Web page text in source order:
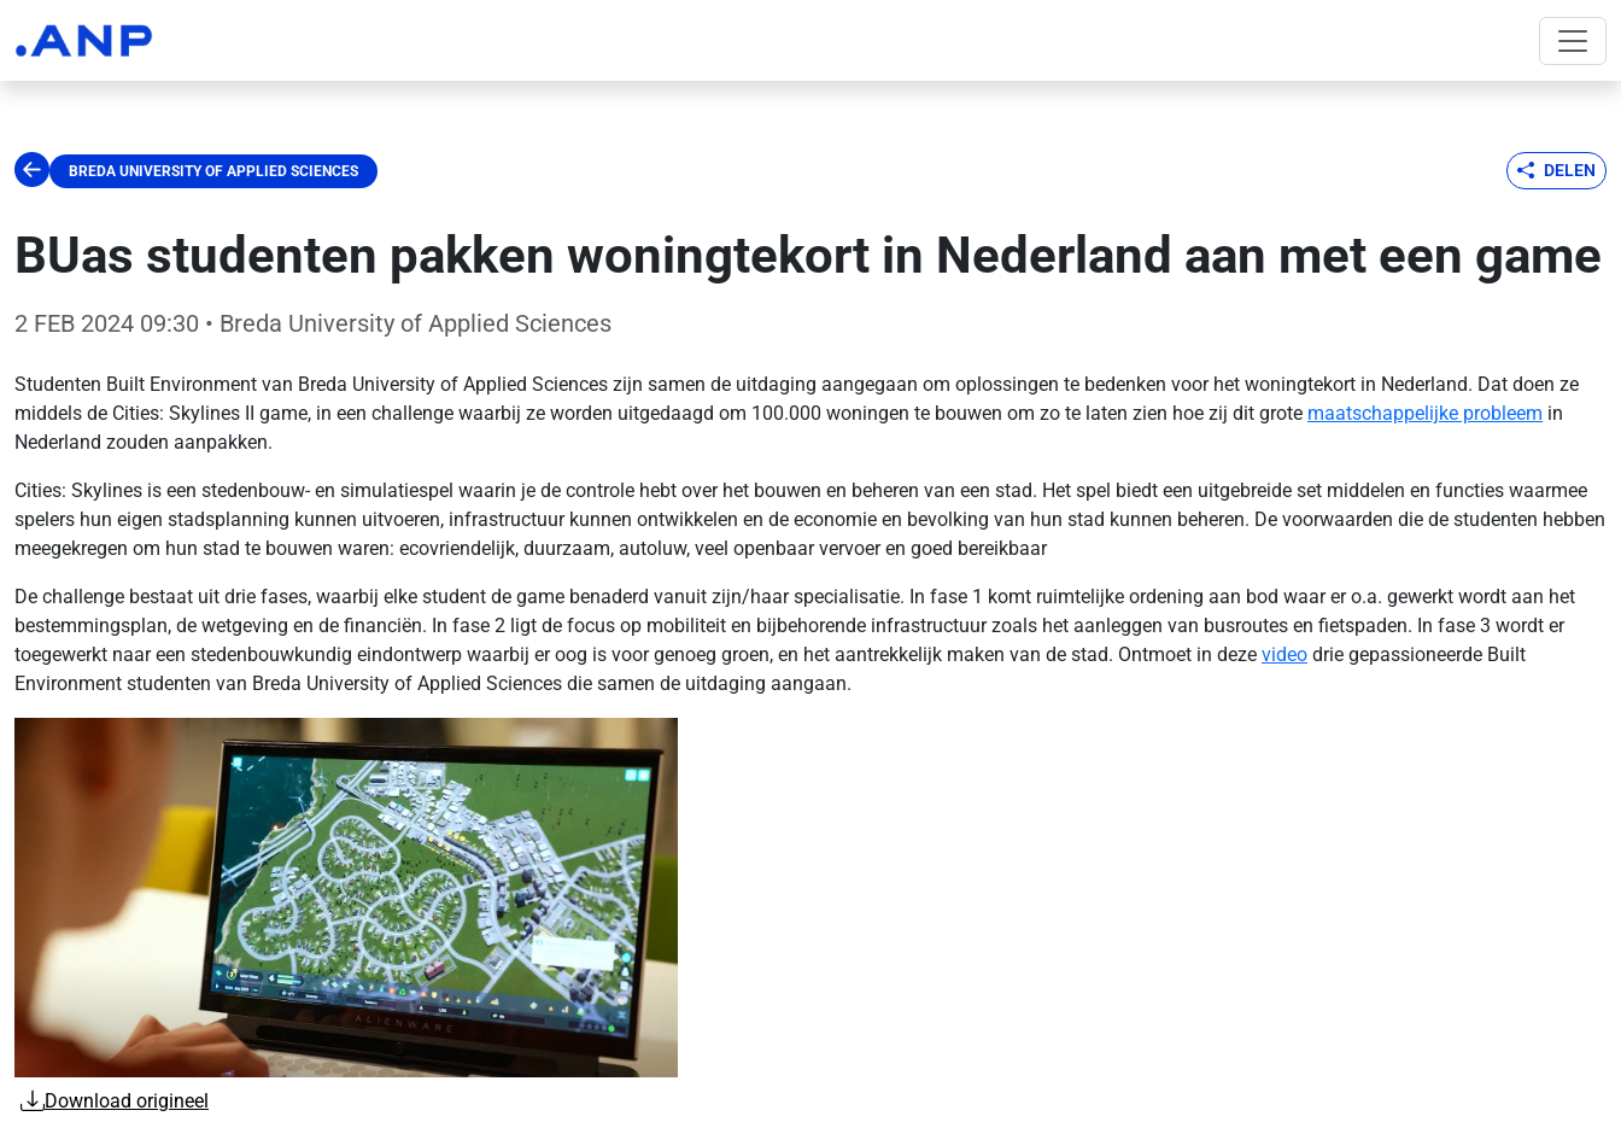
BREDA UNIVERSITY OF APPLIED SCIENCES DELEN
BUas studenten pakken woningtekort in Nederland aan met een game
2 FEB 2024 09:30 • Breda University of Applied Sciences
Studenten Built Environment van Breda University of Applied Sciences zijn samen de uitdaging aangegaan om oplossingen te bedenken voor het woningtekort in Nederland. Dat doen ze
middels de Cities: Skylines II game, in een challenge waarbij ze worden uitgedaagd om 100.000 woningen te bouwen om zo te laten zien hoe zij dit grote maatschappelijke probleem in
Nederland zouden aanpakken.
Cities: Skylines is een stedenbouw- en simulatiespel waarin je de controle hebt over het bouwen en beheren van een stad. Het spel biedt een uitgebreide set middelen en functies waarmee
spelers hun eigen stadsplanning kunnen uitvoeren, infrastructuur kunnen ontwikkelen en de economie en bevolking van hun stad kunnen beheren. De voorwaarden die de studenten hebben
meegekregen om hun stad te bouwen waren: ecovriendelijk, duurzaam, autoluw, veel openbaar vervoer en goed bereikbaar
De challenge bestaat uit drie fases, waarbij elke student de game benaderd vanuit zijn/haar specialisatie. In fase 1 komt ruimtelijke ordening aan bod waar er o.a. gewerkt wordt aan het
bestemmingsplan, de wetgeving en de financiën. In fase 2 ligt de focus op mobiliteit en bijbehorende infrastructuur zoals het aanleggen van busroutes en fietspaden. In fase 3 wordt er
toegewerkt naar een stedenbouwkundig eindontwerp waarbij er oog is voor genoeg groen, en het aantrekkelijk maken van de stad. Ontmoet in deze video drie gepassioneerde Built
Environment studenten van Breda University of Applied Sciences die samen de uitdaging aangaan.
Download origineel